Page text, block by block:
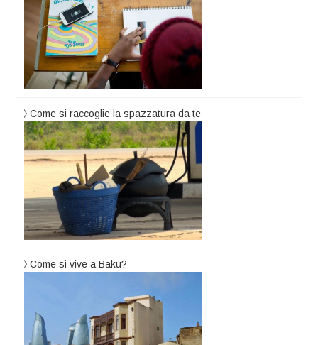
Come si raccoglie la spazzatura da te
Come si vive a Baku?